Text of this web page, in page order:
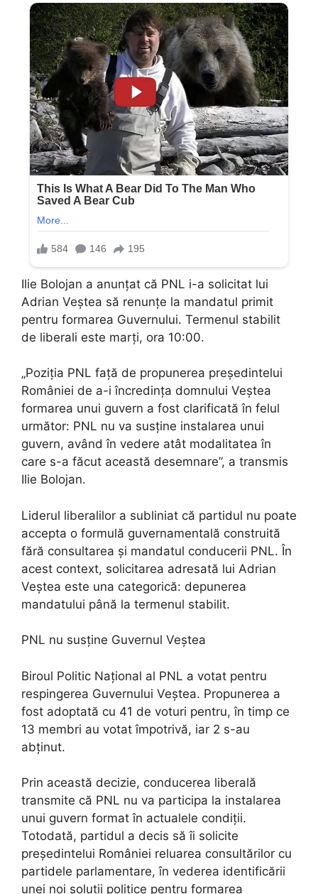
Ilie Bolojan a anunțat că PNL i-a solicitat lui
Adrian Veștea să renunțe la mandatul primit
pentru formarea Guvernului. Termenul stabilit
de liberali este marți, ora 10:00.
„Poziția PNL față de propunerea președintelui
României de a-i încredința domnului Veștea
formarea unui guvern a fost clarificată în felul
următor: PNL nu va susține instalarea unui
guvern, având în vedere atât modalitatea în
care s-a făcut această desemnare”, a transmis
Ilie Bolojan.
Liderul liberalilor a subliniat că partidul nu poate
accepta o formulă guvernamentală construită
fără consultarea și mandatul conducerii PNL. În
acest context, solicitarea adresată lui Adrian
Veștea este una categorică: depunerea
mandatului până la termenul stabilit.
PNL nu susține Guvernul Veștea
Biroul Politic Național al PNL a votat pentru
respingerea Guvernului Veștea. Propunerea a
fost adoptată cu 41 de voturi pentru, în timp ce
13 membri au votat împotrivă, iar 2 s-au
abținut.
Prin această decizie, conducerea liberală
transmite că PNL nu va participa la instalarea
unui guvern format în actualele condiții.
Totodată, partidul a decis să îi solicite
președintelui României reluarea consultărilor cu
partidele parlamentare, în vederea identificării
unei noi soluții politice pentru formarea